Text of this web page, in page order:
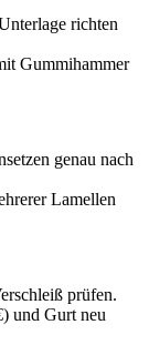
richten
Gummihammer
genau nach
Lamellen
prüfen.
und Gurt neu